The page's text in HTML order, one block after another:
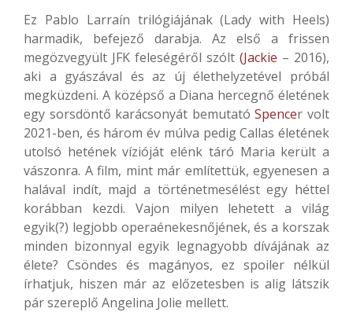
Ez Pablo Larraín trilógiájának (Lady with Heels)
harmadik, befejező darabja. Az első a frissen
megözvegyült JFK feleségéről szólt (Jackie – 2016),
aki a gyászával és az új élethelyzetével próbál
megküzdeni. A középső a Diana hercegnő életének
egy sorsdöntő karácsonyát bemutatóSpencer volt
2021-ben, és három év múlva pedig Callas életének
utolsó hetének vízióját elénk táró Maria került a
vászonra. A film, mint már említettük, egyenesen a
halával indít, majd a történetmesélést egy héttel
korábban kezdi. Vajon milyen lehetett a világ
egyik(?) legjobb operaénekesnőjének, és a korszak
minden bizonnyal egyik legnagyobb dívájának az
élete? Csöndes és magányos, ez spoiler nélkül
írhatjuk, hiszen már az előzetesben is alig látszik
pár szereplő Angelina Jolie mellett.